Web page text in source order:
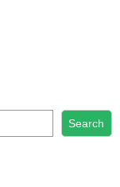
Search